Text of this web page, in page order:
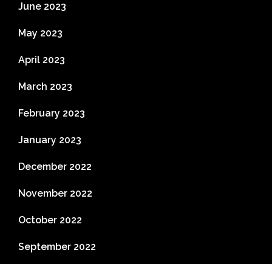
June 2023
May 2023
April 2023
March 2023
February 2023
January 2023
December 2022
November 2022
October 2022
September 2022